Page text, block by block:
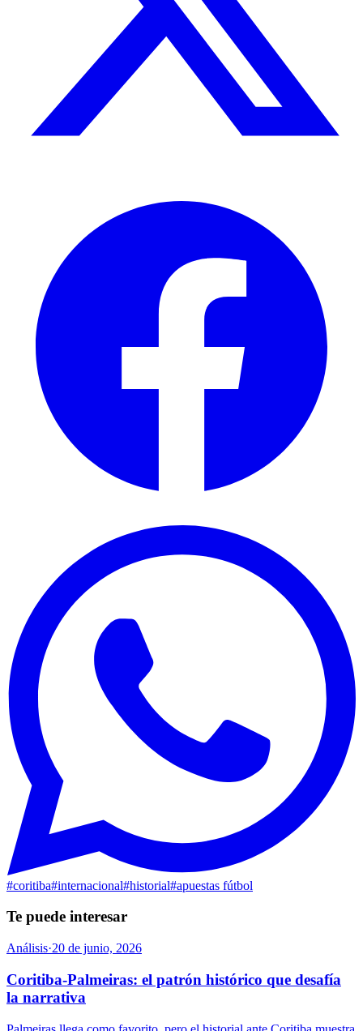
#coritiba#internacional#historial#apuestas fútbol
Te puede interesar
Análisis·20 de junio, 2026
Coritiba-Palmeiras: el patrón histórico que desafía
la narrativa